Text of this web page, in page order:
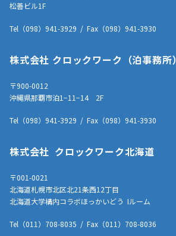
松善ビル1F
Tel（098）941-3929 / Fax（098）941-3930
株式会社 クロックワーク（泊事務所）
〒900-0012
沖縄県那覇市泊1−11−14 2F
Tel（098）941-3929 / Fax（098）941-3930
株式会社 クロックワーク北海道
〒001-0021
北海道札幌市北区北21条西12丁目
北海道大学構内コラボほっかいどう Iルーム
Tel（011）708-8035 / Fax（011）708-8036